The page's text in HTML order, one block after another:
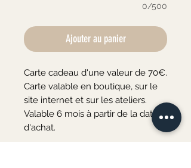
0/500
Ajouter au panier
Carte cadeau d'une valeur de 70€.
Carte valable en boutique, sur le
site internet et sur les ateliers.
Valable 6 mois à partir de la date
d'achat.